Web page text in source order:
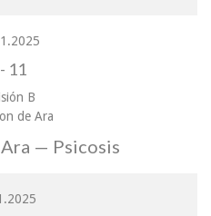
- 11
B
de Ara
— Psicosis